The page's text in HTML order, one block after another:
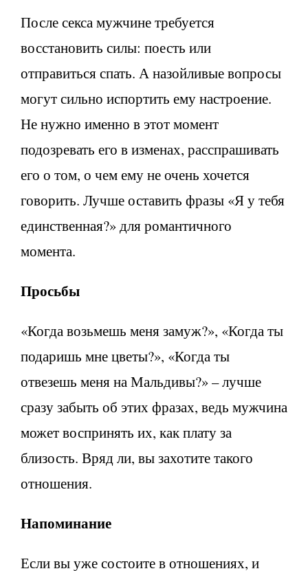
После секса мужчине требуется
восстановить силы: поесть или
отправиться спать. А назойливые вопросы
могут сильно испортить ему настроение.
Не нужно именно в этот момент
подозревать его в изменах, расспрашивать
его о том, о чем ему не очень хочется
говорить. Лучше оставить фразы «Я у тебя
единственная?» для романтичного
момента.
Просьбы
«Когда возьмешь меня замуж?», «Когда ты
подаришь мне цветы?», «Когда ты
отвезешь меня на Мальдивы?» – лучше
сразу забыть об этих фразах, ведь мужчина
может воспринять их, как плату за
близость. Вряд ли, вы захотите такого
отношения.
Напоминание
Если вы уже состоите в отношениях, и